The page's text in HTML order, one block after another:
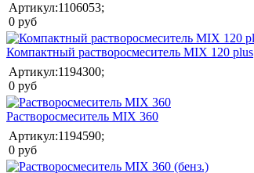
Артикул:1106053;
0 руб
Компактный растворосмеситель MIX 120 plus
Артикул:1194300;
0 руб
Растворосмеситель MIX 360
Артикул:1194590;
0 руб